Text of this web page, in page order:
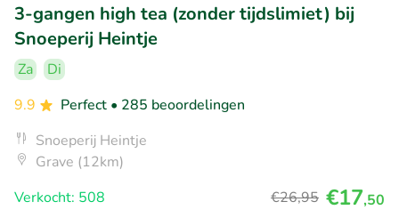
3-gangen high tea (zonder tijdslimiet) bij
Snoeperij Heintje
Za
Di
9.9
Perfect • 285 beoordelingen
Snoeperij Heintje
Grave (12km)
Verkocht: 508
€26,95 €17,50